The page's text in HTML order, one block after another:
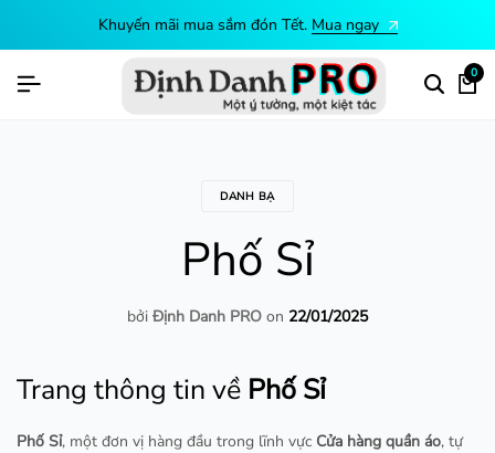
Khuyến mãi mua sắm đón Tết.
0
DANH BẠ
Phố Sỉ
bởi Định Danh PRO on 22/01/2025
Trang thông tin về Phố Sỉ
Phố Sỉ, một đơn vị hàng đầu trong lĩnh vực Cửa hàng quần áo, tự